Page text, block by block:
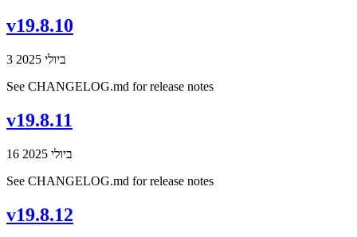
v19.8.10
3 ביולי 2025
See CHANGELOG.md for release notes
v19.8.11
16 ביולי 2025
See CHANGELOG.md for release notes
v19.8.12